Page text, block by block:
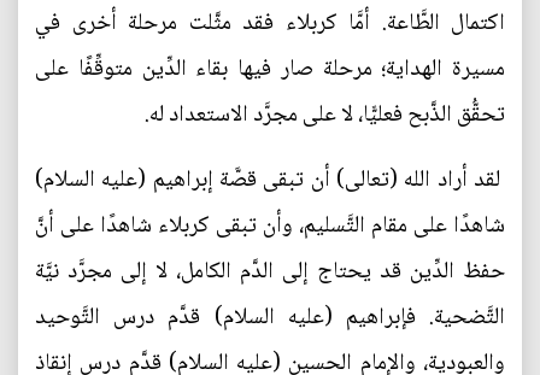
اكتمال الطَّاعة. أمَّا كربلاء فقد مثَّلت مرحلة أخرى في
مسيرة الهداية؛ مرحلة صار فيها بقاء الدِّين متوقِّفًا على
تحقُّق الذَّبح فعليًّا، لا على مجرَّد الاستعداد له.
لقد أراد الله (تعالى) أن تبقى قصَّة إبراهيم (عليه السلام)
شاهدًا على مقام التَّسليم، وأن تبقى كربلاء شاهدًا على أنَّ
حفظ الدِّين قد يحتاج إلى الدَّم الكامل، لا إلى مجرَّد نيَّة
التَّضحية. فإبراهيم (عليه السلام) قدَّم درس التَّوحيد
والعبودية، والإمام الحسين (عليه السلام) قدَّم درس إنقاذ